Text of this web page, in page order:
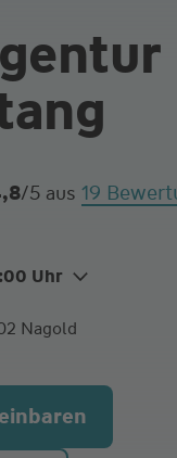
/5 aus19
Uhr
Nagold